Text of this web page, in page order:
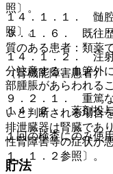
１４．１．１． 髄
照〕。
１４．１．２． 注
分注意する。血管外
部腫脹があらわれる
１４．２． 薬剤投
１回の検査にのみ使
貯法
照〕。
９．１．６． 既往
質のある患者：類薬
（腎機能障害患者）
９．２．１． 重篤
いと判断される場合
排泄臓器は腎臓であ
性腎障害等の症状が
１．１．２参照〕。